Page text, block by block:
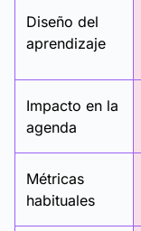
Diseño del
aprendizaje
Impacto en la
agenda
Métricas
habituales